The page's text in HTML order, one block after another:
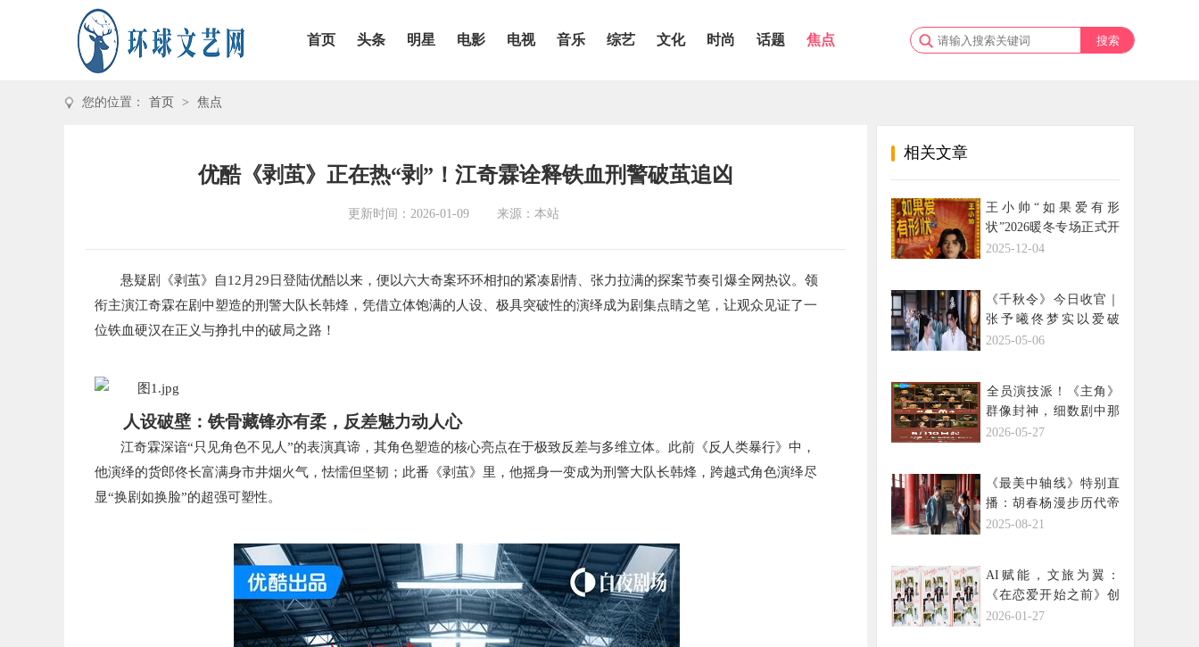
首页 头条 明星 电影 电视 音乐 综艺 文化 时尚 话题 焦点
您的位置： 首页 > 焦点
优酷《剥茧》正在热“剥”！江奇霖诠释铁血刑警破茧追凶
更新时间：2026-01-09 来源：本站
悬疑剧
《剥茧》自12月29日登陆优酷以来，便以六大奇案环环相扣的紧凑剧情、张力拉满的探案节奏引爆全网热议。领
衔主演江奇霖在剧中塑造的刑警大队长韩烽，凭借立体饱满的人设、极具突破性的演绎成为剧集点睛之笔，让观众见证了一
位铁血硬汉在正义与挣扎中的破局之路 ！
人设破壁：铁骨藏锋亦有柔，反差魅力动人心
江奇霖深谙“只见角色不见人”的表演真谛，其角色塑造的核心亮点在于极致反差与多维立体。此前《反人类暴行》中，
他演绎的货郎佟长富满身市井烟火气，怯懦但坚韧；此番《剥茧》里，他摇身一变成为刑警大队长韩烽，跨越式角色演绎尽
显“换剧如换脸”的超强可塑性。
相关文章
王小帅“如果爱有形
状”2026暖冬专场正式开
票 全国巡演收官后与乐
2025-12-04
《千秋令》今日收官｜
张予曦佟梦实以爱破
局，携手改写轮回命运
2025-05-06
​全员演技派！《主角》
群像封神，细数剧中那
些亮眼演员
2026-05-27
《最美中轴线》特别直
播：胡春杨漫步历代帝
王庙，聆听五百年的文
2025-08-21
AI赋能，文旅为翼：
《在恋爱开始之前》创
新讲述当代青年的“我本
2026-01-27